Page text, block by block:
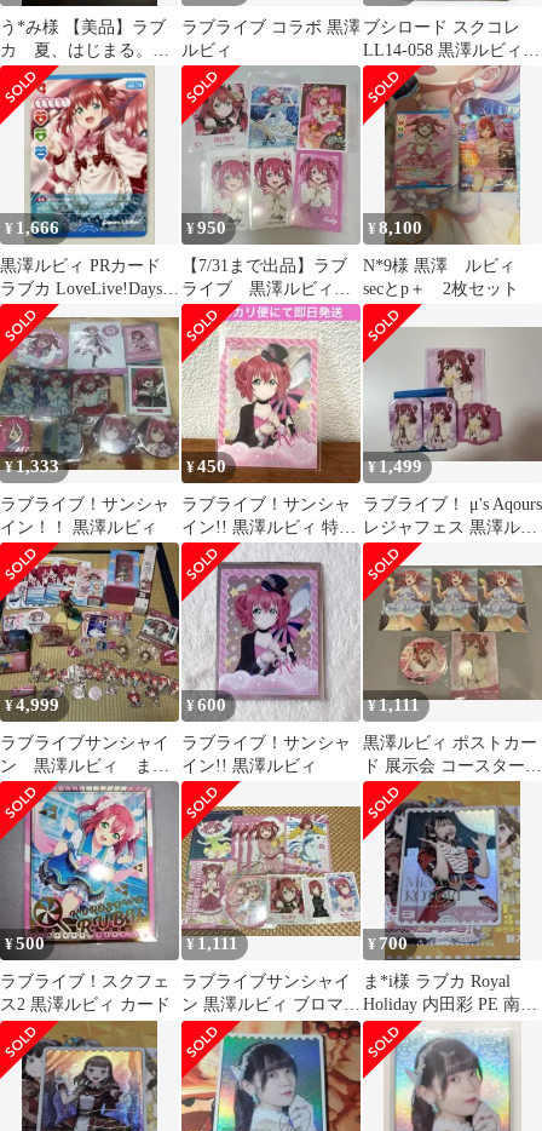
う*み様 【美品】ラブ
カ 夏、はじまる。
鈴木愛奈 小原鞠莉
PE+
ラブライブ コラボ 黒澤
ルビィ
ブシロード スクコレ
LL14-058 黒澤ルビィ
HR
¥ 1,666
黒澤ルビィ PRカード
ラブカ LoveLive!Days
付録
¥950
【7/31まで出品】ラブ
ライブ 黒澤ルビィ
ルビィ フォトカー
ド ラブカ
¥8,100
N*9様 黒澤 ルビィ
secとp＋ 2枚セット
¥1,333
ラブライブ！サンシャ
イン！！ 黒澤ルビィ
¥450
ラブライブ！サンシャ
イン!! 黒澤ルビィ 特典
クリアカード ロフト
POP UP
¥1,499
ラブライブ！ μ's Aqours
レジャフェス 黒澤ルビ
ィ
¥4,999
ラブライブサンシャイ
ン 黒澤ルビィ まと
め売り
¥600
ラブライブ！サンシャ
イン!! 黒澤ルビィ
¥1,111
黒澤ルビィ ポストカー
ド 展示会 コースター
ブロマイド レジャフェ
ス
¥500
ラブライブ！スクフェ
ス2 黒澤ルビィ カード
¥ 1,111
ラブライブサンシャイ
ン 黒澤ルビィ ブロマイ
ド ポストカード ②
¥ 700
ま*i様 ラブカ Royal
Holiday 内田彩 PE 南こ
とり